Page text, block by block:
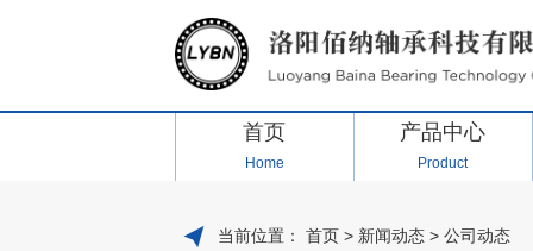
首页
Home
产品中心
Product
当前位置： 首页> 新闻动态> 公司动态